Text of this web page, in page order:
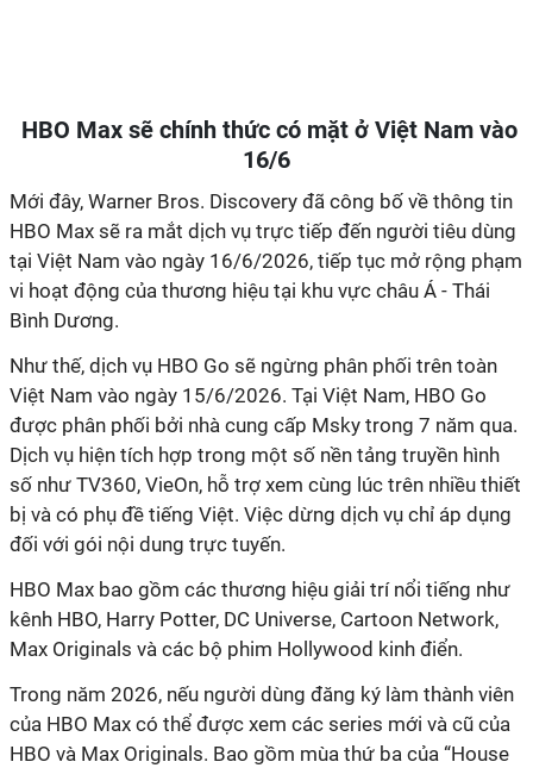
HBO Max sẽ chính thức có mặt ở Việt Nam vào
16/6
Mới đây, Warner Bros. Discovery đã công bố về thông tin
HBO Max sẽ ra mắt dịch vụ trực tiếp đến người tiêu dùng
tại Việt Nam vào ngày 16/6/2026, tiếp tục mở rộng phạm
vi hoạt động của thương hiệu tại khu vực châu Á - Thái
Bình Dương.
Như thế, dịch vụ HBO Go sẽ ngừng phân phối trên toàn
Việt Nam vào ngày 15/6/2026. Tại Việt Nam, HBO Go
được phân phối bởi nhà cung cấp Msky trong 7 năm qua.
Dịch vụ hiện tích hợp trong một số nền tảng truyền hình
số như TV360, VieOn, hỗ trợ xem cùng lúc trên nhiều thiết
bị và có phụ đề tiếng Việt. Việc dừng dịch vụ chỉ áp dụng
đối với gói nội dung trực tuyến.
HBO Max bao gồm các thương hiệu giải trí nổi tiếng như
kênh HBO, Harry Potter, DC Universe, Cartoon Network,
Max Originals và các bộ phim Hollywood kinh điển.
Trong năm 2026, nếu người dùng đăng ký làm thành viên
của HBO Max có thể được xem các series mới và cũ của
HBO và Max Originals. Bao gồm mùa thứ ba của “House